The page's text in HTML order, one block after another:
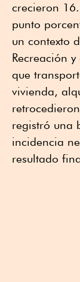
crecieron
punto
un contexto
Recreación
que
vivienda,
registró una
incidencia
resultado